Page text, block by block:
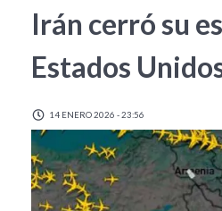
Irán cerró su
Estados
14 ENERO 2026 - 23:56